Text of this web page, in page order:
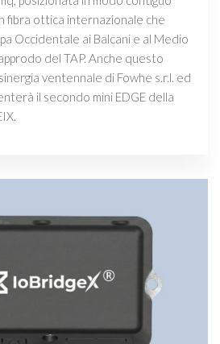
fibra ottica internazionale che
Occidentale ai Balcani e al Medio
del TAP. Anche questo
ventennale di Fowhe s.r.l. ed
il secondo mini EDGE della